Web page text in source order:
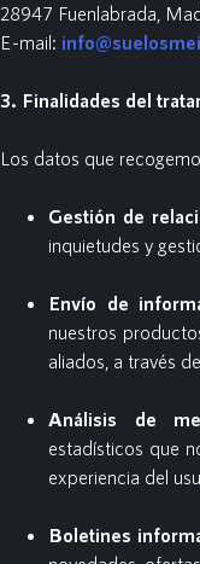
28947 Fuenlabrada,
E-mail:
3. Finalidades del
Los datos que
Gestión de
inquietudes y
Envío de
nuestros
aliados, a través
Análisis de
estadísticos que
experiencia del
Boletines